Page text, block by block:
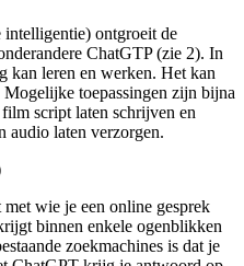
ontgroeit de
ChatGTP (zie 2). In
kan leren en werken. Het kan
toepassingen zijn bijna
script laten schrijven en
audio laten verzorgen.
wie je een online gesprek
binnen enkele ogenblikken
zoekmachines is dat je